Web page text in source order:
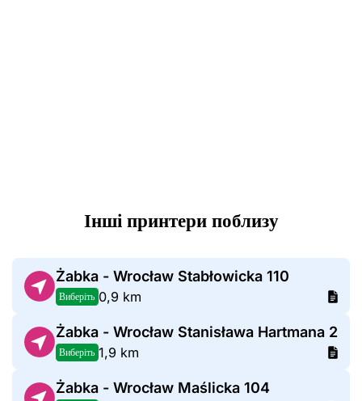
Інші принтери поблизу
Żabka - Wrocław Stabłowicka 110
Виберіть 0,9 km
Żabka - Wrocław Stanisława Hartmana 2
Виберіть 1,9 km
Żabka - Wrocław Maślicka 104